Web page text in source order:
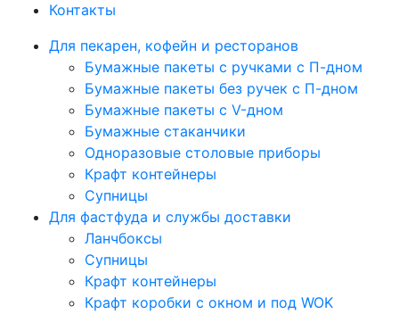
Контакты
Для пекарен, кофейн и ресторанов
Бумажные пакеты с ручками с П-дном
Бумажные пакеты без ручек с П-дном
Бумажные пакеты с V-дном
Бумажные стаканчики
Одноразовые столовые приборы
Крафт контейнеры
Супницы
Для фастфуда и службы доставки
Ланчбоксы
Супницы
Крафт контейнеры
Крафт коробки с окном и под WOK